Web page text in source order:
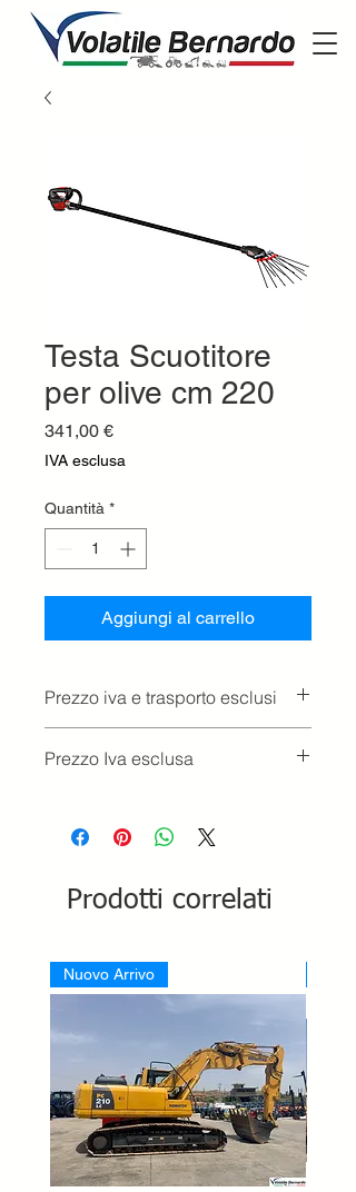
Testa Scuotitore
per olive cm 220
341,00 €Prezzo
IVA esclusa
Quantità *
Aggiungi al carrello
Prezzo iva e trasporto esclusi
Prezzo Iva esclusa
Prodotti correlati
Nuovo Arrivo